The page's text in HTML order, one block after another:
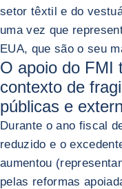
setor têxtil e do
uma vez que
EUA, que são o seu
O apoio do FMI
contexto de
públicas e
Durante o ano fiscal
reduzido e o
aumentou
pelas reformas